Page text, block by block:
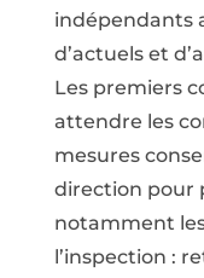
indépendants
d’actuels et
Les premiers
attendre les
mesures
direction pour
notamment
l’inspection :